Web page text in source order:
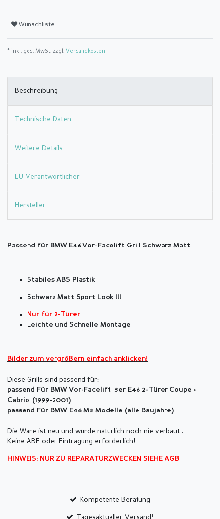
Wunschliste
* inkl. ges. MwSt. zzgl. Versandkosten
Beschreibung
Technische Daten
Weitere Details
EU-Verantwortlicher
Hersteller
Passend für BMW E46 Vor-Facelift Grill Schwarz Matt
Stabiles ABS Plastik
Schwarz Matt Sport Look !!!
Nur für 2-Türer
Leichte und Schnelle Montage
Bilder zum vergrößern einfach anklicken!
Diese Grills sind passend für:
passend Für BMW Vor-Facelift 3er E46 2-Türer Coupe +
Cabrio
(1999-2001)
passend Für BMW E46 M3 Modelle (alle Baujahre)
Die Ware ist neu und wurde natürlich noch nie verbaut .
Keine ABE oder Eintragung erforderlich!
HINWEIS: NUR ZU REPARATURZWECKEN SIEHE AGB
Kompetente Beratung
Tagesaktueller Versand¹